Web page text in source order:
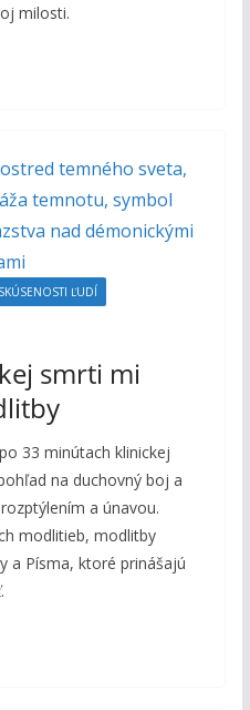
milosti.
SKÚSENOSTI ĽUDÍ
smrti mi
33 minútach klinickej
na duchovný boj a
a únavou.
modlitieb, modlitby
a Písma, ktoré prinášajú